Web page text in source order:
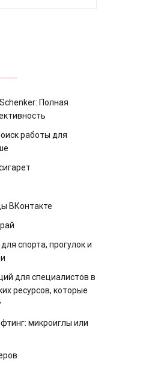
Полная
работы для
ВКонтакте
спорта, прогулок и
для специалистов в
ресурсов, которые
микроиглы или